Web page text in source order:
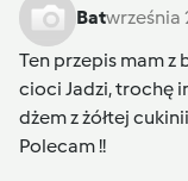
Batwrześnia
Ten przepis mam z
cioci Jadzi, trochę
dżem z żółtej
Polecam !!